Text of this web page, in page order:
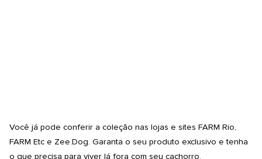
Você já pode conferir a coleção nas lojas e sites FARM Rio,
FARM Etc e Zee.Dog. Garanta o seu produto exclusivo e tenha
o que precisa para viver lá fora com seu cachorro.